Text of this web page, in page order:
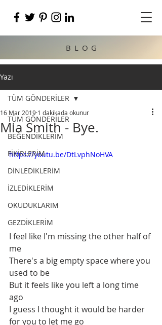
BLOG
Yazı
TÜM GÖNDERİLER
BEĞENDİKLERİM
FİKİRLERİM
DİNLEDİKLERİM
İZLEDİKLERİM
OKUDUKLARIM
GEZDİKLERİM
TÜM GÖNDERİLER
Mia Smith - Bye.
16 Mar 2019 1 dakikada okunur
https://youtu.be/DtLvphNoHVA
I feel like I'm missing the other half of
me
There's a big empty space where you
used to be
But it feels like you left a long time
ago
I guess I thought it would be harder
for you to let me go